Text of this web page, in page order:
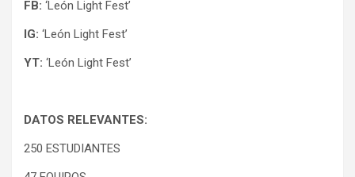
FB: ‘León Light Fest’
IG: ‘León Light Fest’
YT: ‘León Light Fest’
DATOS RELEVANTES:
250 ESTUDIANTES